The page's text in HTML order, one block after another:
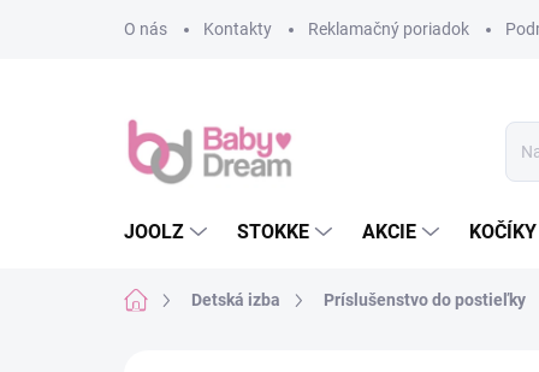
O nás
Kontakty Reklamačný poriadok
JOOLZ STOKKE AKCIE KOČÍKY
DomovDetská izba Príslušenstvo do postieľky